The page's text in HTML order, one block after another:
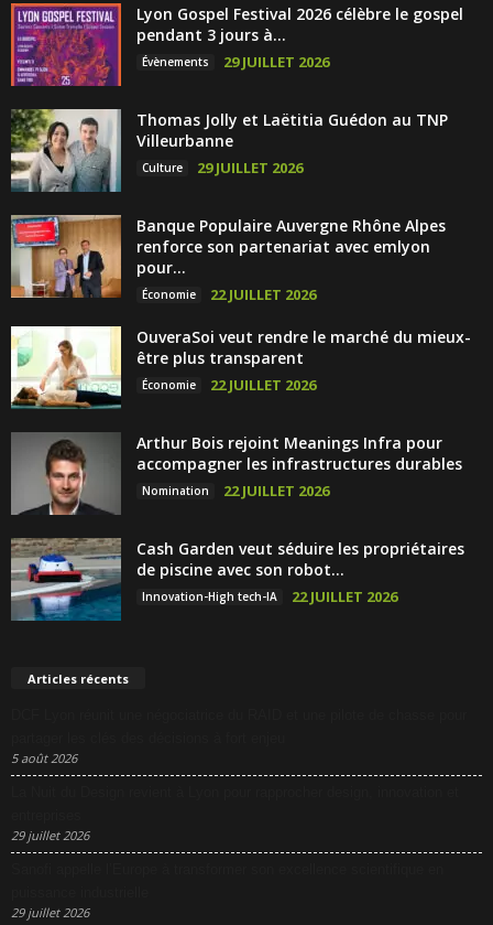
Lyon Gospel Festival 2026 célèbre le gospel
pendant 3 jours à...
Évènements 29 JUILLET 2026
Thomas Jolly et Laëtitia Guédon au TNP
Villeurbanne
Culture 29 JUILLET 2026
Banque Populaire Auvergne Rhône Alpes
renforce son partenariat avec emlyon
pour...
Économie 22 JUILLET 2026
OuveraSoi veut rendre le marché du mieux-
être plus transparent
Économie 22 JUILLET 2026
Arthur Bois rejoint Meanings Infra pour
accompagner les infrastructures durables
Nomination 22 JUILLET 2026
Cash Garden veut séduire les propriétaires
de piscine avec son robot...
Innovation-High tech-IA 22 JUILLET 2026
Articles récents
5 août 2026
29 juillet 2026
29 juillet 2026